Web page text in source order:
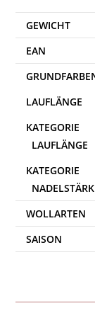
GEWICHT
EAN
WOLLARTEN
SAISON